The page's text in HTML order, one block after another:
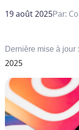
19 août 2025Par:
Dernière mise à jour :
2025